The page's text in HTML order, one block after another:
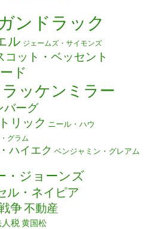
ンドラック
ル ジェームズ・サイモンズ
コット・ベッセント
ド
ッケンミラー
バーグ
リック ニール・ハウ
グラム
ハイエク ベンジャミン・グレアム
・ジョーンズ
ル・ネイピア
争不動産
税 黄国松